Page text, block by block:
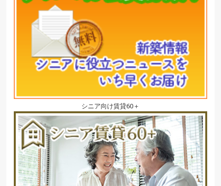
シニア向け賃貸60＋